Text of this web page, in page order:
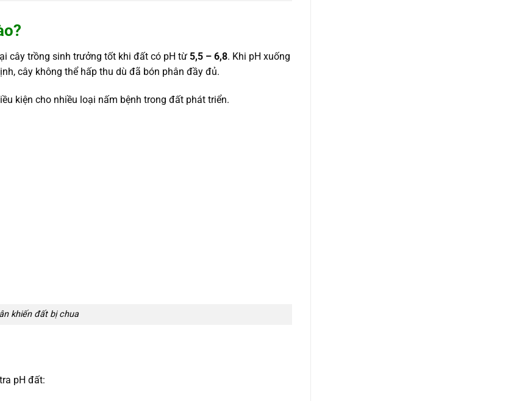
cây trồng sinh trưởng tốt khi đất có pH từ 5,5 – 6,8. Khi pH xuống
cây không thể hấp thu dù đã bón phân đầy đủ.
kiện cho nhiều loại nấm bệnh trong đất phát triển.
khiến đất bị chua
pH đất: